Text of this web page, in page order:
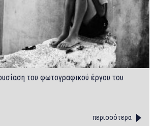
του φωτογραφικού έργου του
περισσότερα